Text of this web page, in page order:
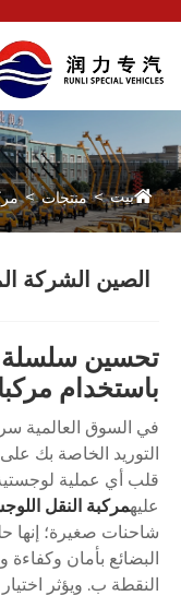
بيت منتجات
الصين الشركة
تحسين سلسلة
باستخدام
في السوق العالمية
التوريد الخاصة بك
قلب أي عملية
عليهمركبة النقل
شاحنات صغيرة؛ إنها
البضائع بأمان
النقطة ب. ويؤثر